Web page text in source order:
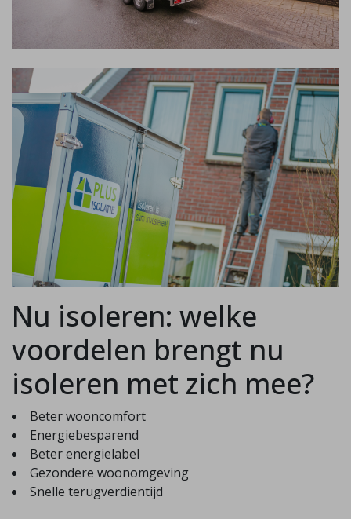
Nu isoleren: welke
voordelen brengt nu
isoleren met zich mee?
Beter wooncomfort
Energiebesparend
Beter energielabel
Gezondere woonomgeving
Snelle terugverdientijd